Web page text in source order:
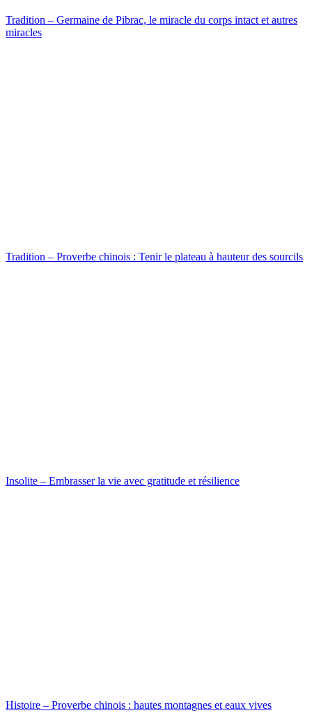
Tradition – Germaine de Pibrac, le miracle du corps intact et autres
miracles
Tradition – Proverbe chinois : Tenir le plateau à hauteur des sourcils
Insolite – Embrasser la vie avec gratitude et résilience
Histoire – Proverbe chinois : hautes montagnes et eaux vives